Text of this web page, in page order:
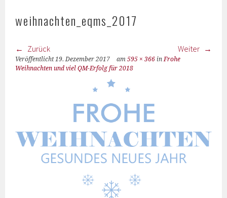
weihnachten_eqms_2017
Zurück Weiter
Veröffentlicht19. Dezember 2017 am595 × 366 inFrohe
Weihnachten und viel QM-Erfolg für 2018